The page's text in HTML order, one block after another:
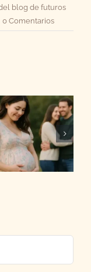
blog de futuros
0 Comentarios